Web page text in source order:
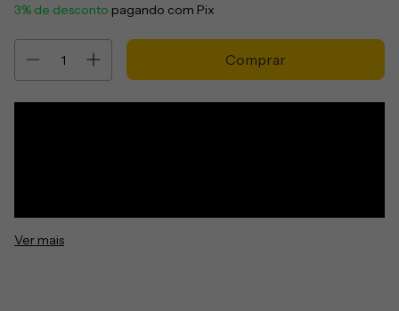
3% de desconto pagando com Pix
Ver mais